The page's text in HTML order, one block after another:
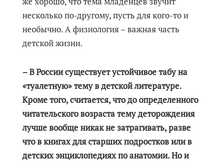
несколько по-другому, пусть для кого-то и
необычно. А физиология – важная часть
детской жизни.
– В России существует устойчивое табу на
«туалетную» тему в детской литературе.
Кроме того, считается, что до определенного
читательского возраста тему деторождения
лучше вообще никак не затрагивать, разве
что в книгах для старших подростков или в
детских энциклопедиях по анатомии. Но и